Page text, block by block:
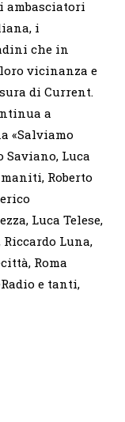
ambasciatori
i
che in
vicinanza e
di Current.
a
«Salviamo
Saviano, Luca
Roberto
Luca Telese,
Luna,
Roma
e tanti,